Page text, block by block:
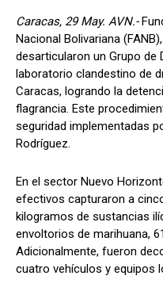
Caracas, 29 May. AVN.-
Nacional Bolivariana
desarticularon un Grupo de
laboratorio clandestino de
Caracas, logrando la
flagrancia. Este
seguridad implementadas
Rodríguez.
En el sector Nuevo
efectivos capturaron a
kilogramos de sustancias
envoltorios de marihuana,
Adicionalmente, fueron
cuatro vehículos y equipos